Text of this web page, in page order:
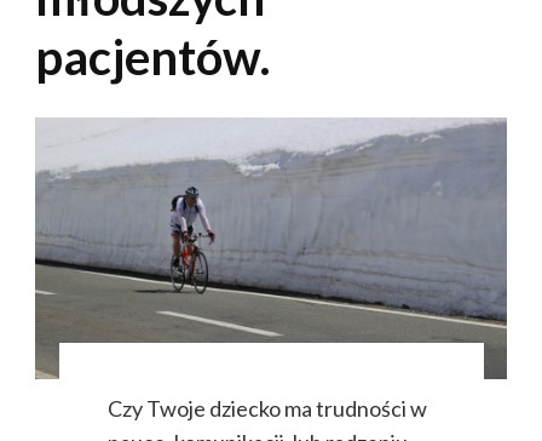
pacjentów.
Czy Twoje dziecko ma trudności w